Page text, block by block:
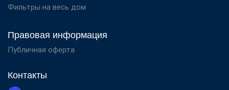
Фильтры на весь дом
Правовая информация
Публичная оферта
Контакты